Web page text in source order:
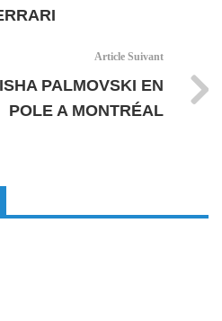
Article Suivant
PALMOVSKI EN
POLE A MONTRÉAL